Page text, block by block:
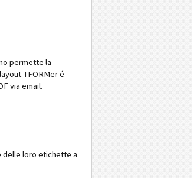
permette la
TFORMer é
via email.
delle loro etichette a